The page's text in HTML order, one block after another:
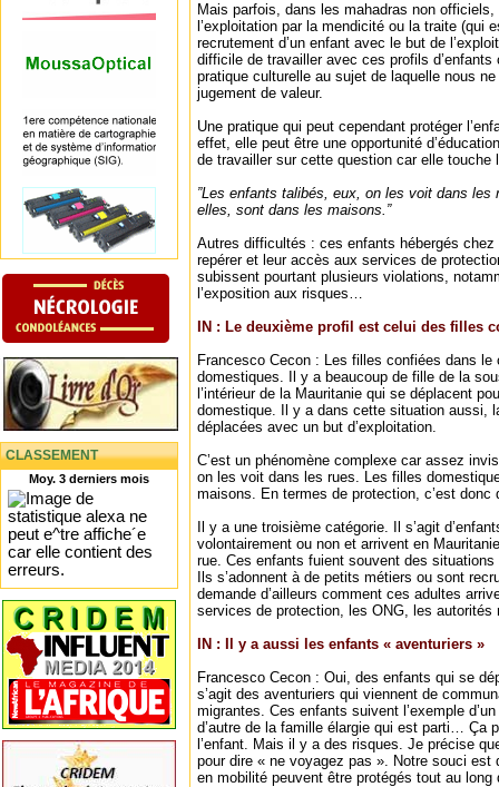
CLASSEMENT
Moy. 3 derniers mois
Mais parfois, dans les mahadras non
l’exploitation par la mendicité ou la traite (qui
recrutement d’un enfant avec le but de
difficile de travailler avec ces profils
pratique culturelle au sujet de laquelle nous
jugement de valeur.
Une pratique qui peut cependant protéger
effet, elle peut être une opportunité
de travailler sur cette question car elle touche
”Les enfants talibés, eux, on les voit dans
elles, sont dans les maisons.”
Autres difficultés : ces enfants hébergés
repérer et leur accès aux services de
subissent pourtant plusieurs violations,
l’exposition aux risques…
IN : Le deuxième profil est celui des filles
Francesco Cecon : Les filles confiées dans le
domestiques. Il y a beaucoup de fille de la
l’intérieur de la Mauritanie qui se déplacent
domestique. Il y a dans cette situation aussi,
déplacées avec un but d’exploitation.
C’est un phénomène complexe car assez
on les voit dans les rues. Les filles
maisons. En termes de protection, c’est donc
Il y a une troisième catégorie. Il s’agit
volontairement ou non et arrivent en
rue. Ces enfants fuient souvent des
Ils s’adonnent à de petits métiers ou sont
demande d’ailleurs comment ces adultes
services de protection, les ONG, les autorités
IN : Il y a aussi les enfants « aventuriers »
Francesco Cecon : Oui, des enfants qui se
s’agit des aventuriers qui viennent de
migrantes. Ces enfants suivent l’exemple
d’autre de la famille élargie qui est parti… Ça
l’enfant. Mais il y a des risques. Je précise
pour dire « ne voyagez pas ». Notre souci est
en mobilité peuvent être protégés tout au long